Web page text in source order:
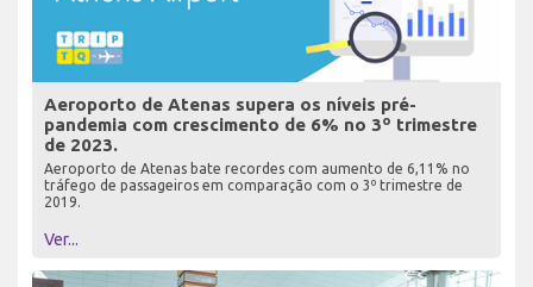
Aeroporto de Atenas supera os níveis pré-
pandemia com crescimento de 6% no 3º trimestre
de 2023.
Aeroporto de Atenas bate recordes com aumento de 6,11% no
tráfego de passageiros em comparação com o 3º trimestre de
2019.
Ver...